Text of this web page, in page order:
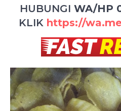
HUBUNGI WA/HP
KLIK https://